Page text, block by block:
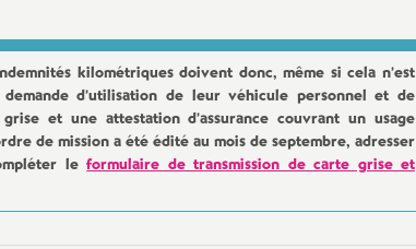
kilométriques doivent donc, même si cela n’est
d’utilisation de leur véhicule personnel et de
et une attestation d’assurance couvrant un usage
de mission a été édité au mois de septembre, adresser
leformulaire de transmission de carte grise et